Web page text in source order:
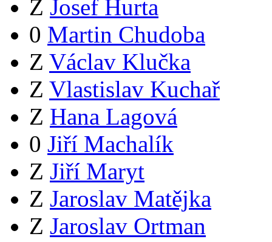
Z Josef Hurta
0 Martin Chudoba
Z Václav Klučka
Z Vlastislav Kuchař
Z Hana Lagová
0 Jiří Machalík
Z Jiří Maryt
Z Jaroslav Matějka
Z Jaroslav Ortman